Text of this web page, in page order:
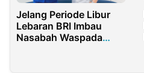
Jelang Periode Libur
Lebaran BRI Imbau
Nasabah Waspada